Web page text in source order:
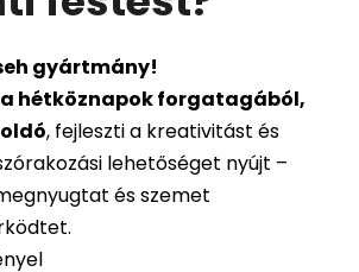
gyártmány!
a hétköznapok forgatagából,
, fejleszti a kreativitást és
lehetőséget nyújt –
és szemet